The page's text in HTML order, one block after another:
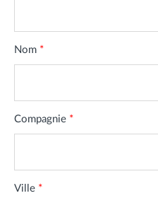
Nom *
Compagnie *
Ville *